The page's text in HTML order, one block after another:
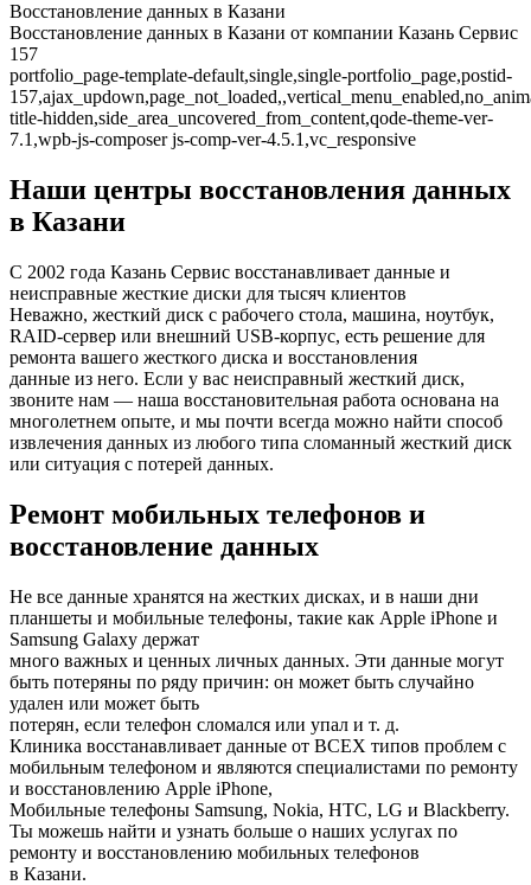
Восстановление данных в Казани
Восстановление данных в Казани от компании Казань Сервис
157
portfolio_page-template-default,single,single-portfolio_page,postid-
title-hidden,side_area_uncovered_from_content,qode-theme-ver-
7.1,wpb-js-composer js-comp-ver-4.5.1,vc_responsive
Наши центры восстановления данных
в Казани
С 2002 года Казань Сервис восстанавливает данные и
неисправные жесткие диски для тысяч клиентов
Неважно, жесткий диск с рабочего стола, машина, ноутбук,
RAID-сервер или внешний USB-корпус, есть решение для
ремонта вашего жесткого диска и восстановления
данные из него. Если у вас неисправный жесткий диск,
звоните нам — наша восстановительная работа основана на
многолетнем опыте, и мы почти всегда можно найти способ
извлечения данных из любого типа сломанный жесткий диск
или ситуация с потерей данных.
Ремонт мобильных телефонов и
восстановление данных
Не все данные хранятся на жестких дисках, и в наши дни
планшеты и мобильные телефоны, такие как Apple iPhone и
Samsung Galaxy держат
много важных и ценных личных данных. Эти данные могут
быть потеряны по ряду причин: он может быть случайно
удален или может быть
потерян, если телефон сломался или упал и т. д.
Клиника восстанавливает данные от ВСЕХ типов проблем с
мобильным телефоном и являются специалистами по ремонту
и восстановлению Apple iPhone,
Мобильные телефоны Samsung, Nokia, HTC, LG и Blackberry.
Ты можешь найти и узнать больше о наших услугах по
ремонту и восстановлению мобильных телефонов
в Казани.